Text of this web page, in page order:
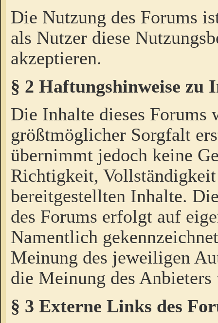
Die Nutzung des Forums
als Nutzer diese
akzeptieren.
§ 2 Haftungshinweise zu
Die Inhalte dieses Forums
größtmöglicher Sorgfalt
übernimmt jedoch keine
Richtigkeit,
bereitgestellten Inhalte.
des Forums erfolgt auf
Namentlich
Meinung des jeweiligen
die Meinung des Anbieters
§ 3 Externe Links des